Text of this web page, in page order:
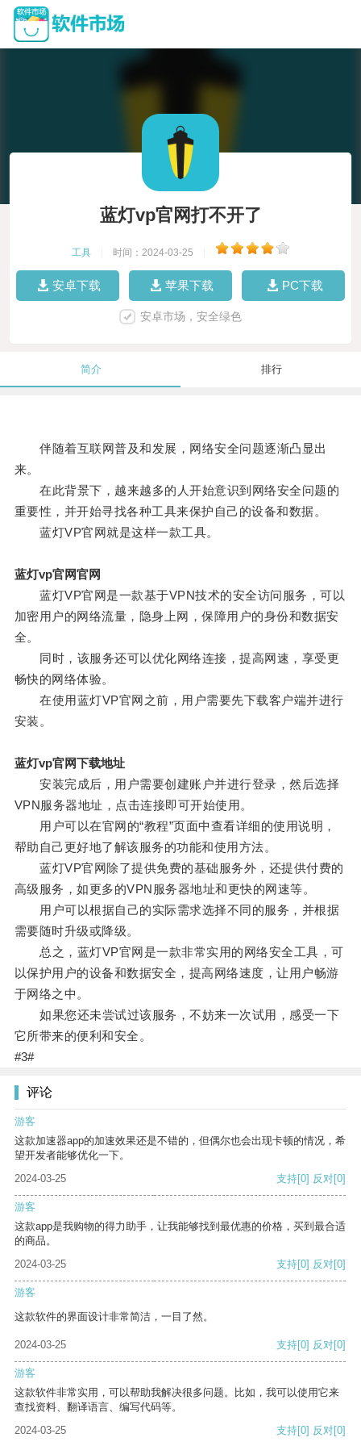
蓝灯vp官网打不开了
工具 时间：2024-03-25
安卓下载 苹果下载 PC下载
安卓市场，安全绿色
简介 排行
伴随着互联网普及和发展，网络安全问题逐渐凸显出
来。
在此背景下，越来越多的人开始意识到网络安全问题的
重要性，并开始寻找各种工具来保护自己的设备和数据。
蓝灯VP官网就是这样一款工具。
蓝灯vp官网官网
蓝灯VP官网是一款基于VPN技术的安全访问服务，可以
加密用户的网络流量，隐身上网，保障用户的身份和数据安
全。
同时，该服务还可以优化网络连接，提高网速，享受更
畅快的网络体验。
在使用蓝灯VP官网之前，用户需要先下载客户端并进行
安装。
蓝灯vp官网下载地址
安装完成后，用户需要创建账户并进行登录，然后选择
VPN服务器地址，点击连接即可开始使用。
用户可以在官网的“教程”页面中查看详细的使用说明，
帮助自己更好地了解该服务的功能和使用方法。
蓝灯VP官网除了提供免费的基础服务外，还提供付费的
高级服务，如更多的VPN服务器地址和更快的网速等。
用户可以根据自己的实际需求选择不同的服务，并根据
需要随时升级或降级。
总之，蓝灯VP官网是一款非常实用的网络安全工具，可
以保护用户的设备和数据安全，提高网络速度，让用户畅游
于网络之中。
如果您还未尝试过该服务，不妨来一次试用，感受一下
它所带来的便利和安全。
#3#
评论
游客
这款加速器app的加速效果还是不错的，但偶尔也会出现卡顿的情况，希
望开发者能够优化一下。
2024-03-25
支持[0] 反对[0]
游客
这款app是我购物的得力助手，让我能够找到最优惠的价格，买到最合适
的商品。
2024-03-25
支持[0] 反对[0]
游客
这款软件的界面设计非常简洁，一目了然。
2024-03-25 支持[0] 反对[0]
游客
这款软件非常实用，可以帮助我解决很多问题。比如，我可以使用它来
查找资料、翻译语言、编写代码等。
2024-03-25
支持[0] 反对[0]